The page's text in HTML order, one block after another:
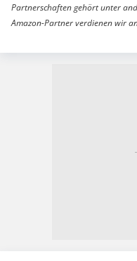
Partnerschaften gehört unter
Amazon-Partner verdienen wir